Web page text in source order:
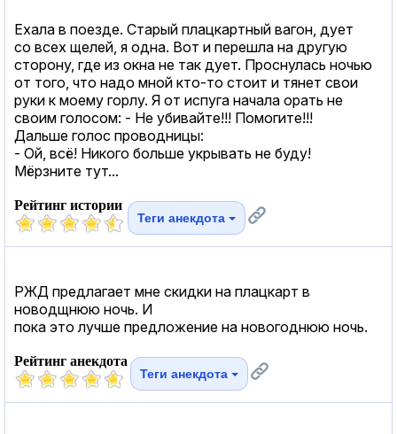
Ехала в поезде. Старый плацкартный вагон, дует
со всех щелей, я одна. Вот и перешла на другую
сторону, где из окна не так дует. Проснулась ночью
от того, что надо мной кто-то стоит и тянет свои
руки к моему горлу. Я от испуга начала орать не
своим голосом: - Не убивайте!!! Помогите!!!
Дальше голос проводницы:
- Ой, всё! Никого больше укрывать не буду!
Мёрзните тут...
Рейтинг истории
Теги анекдота
РЖД предлагает мне скидки на плацкарт в
новодщнюю ночь. И
пока это лучше предложение на новогоднюю ночь.
Рейтинг анекдота
Теги анекдота